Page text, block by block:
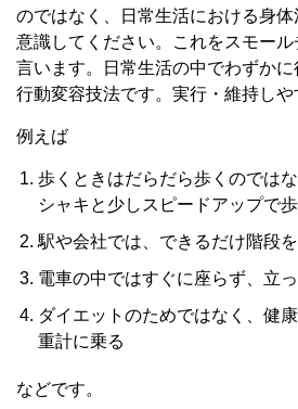
のではなく、日常生活における身
意識してください。これをスモー
言います。日常生活の中でわずか
行動変容技法です。実行・維持しや
例えば
歩くときはだらだら歩くのでは
シャキと少しスピードアップで歩
駅や会社では、できるだけ階段を
電車の中ではすぐに座らず、立
ダイエットのためではなく、健
重計に乗る
などです。